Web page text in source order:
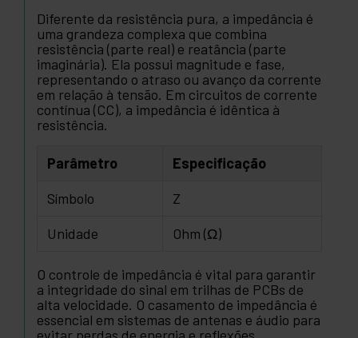
Diferente da resistência pura, a impedância é
uma grandeza complexa que combina
resistência (parte real) e reatância (parte
imaginária). Ela possui magnitude e fase,
representando o atraso ou avanço da corrente
em relação à tensão. Em circuitos de corrente
contínua (CC), a impedância é idêntica à
resistência.
Parâmetro
Especificação
Símbolo
Z
Unidade
Ohm (Ω)
O controle de impedância é vital para garantir
a integridade do sinal em trilhas de PCBs de
alta velocidade. O casamento de impedância é
essencial em sistemas de antenas e áudio para